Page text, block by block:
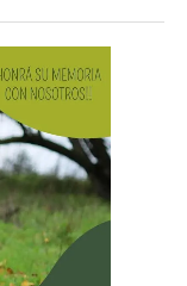
sólo a los
rentabilidad a
más extensas
general de ATE,
parte del
el Centro de
Sindicato de